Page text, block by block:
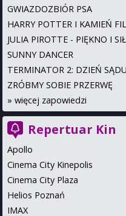
GWIAZDOZBIÓR PSA
HARRY POTTER I KAMIEŃ
JULIA PIROTTE - PIĘKNO I
SUNNY DANCER
TERMINATOR 2: DZIEŃ
ZRÓBMY SOBIE PRZERWĘ
» więcej zapowiedzi
Repertuar Kin
Apollo
Cinema City Kinepolis
Cinema City Plaza
Helios Poznań
IMAX